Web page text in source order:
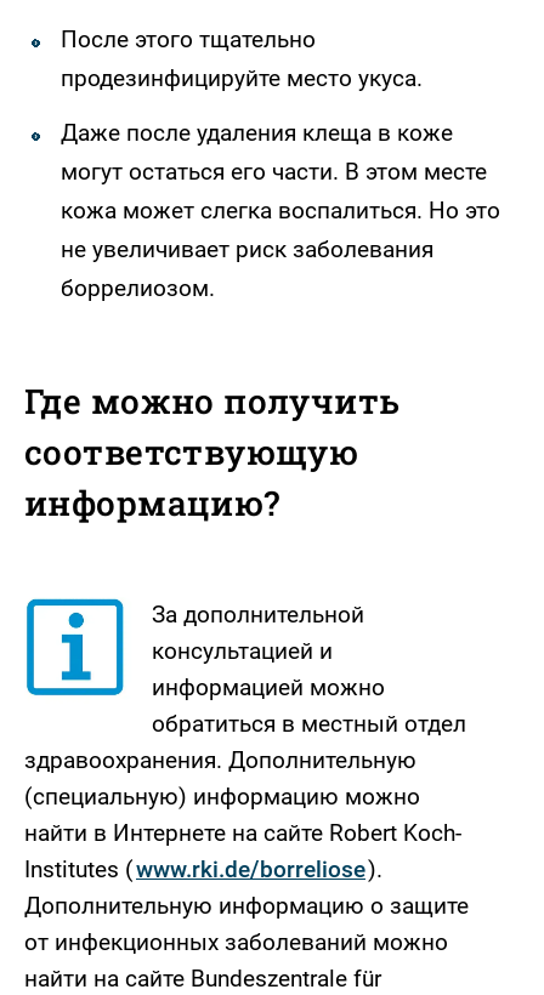
После этого тщательно
продезинфицируйте место укуса.
Даже после удаления клеща в коже
могут остаться его части. В этом месте
кожа может слегка воспалиться. Но это
не увеличивает риск заболевания
боррелиозом.
Где можно получить
соответствующую
информацию?
За дополнительной
консультацией и
информацией можно
обратиться в местный отдел
здравоохранения. Дополнительную
(специальную) информацию можно
найти в Интернете на сайте Robert Koch-
Institutes (www.rki.de/borreliose).
Дополнительную информацию о защите
от инфекционных заболеваний можно
найти на сайте Bundeszentrale für